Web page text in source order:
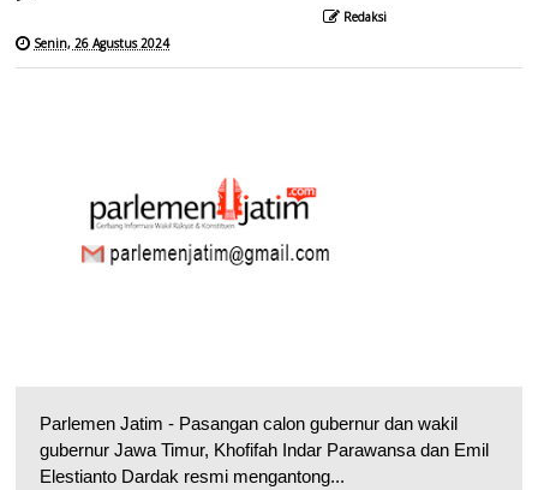
Redaksi
Senin, 26 Agustus 2024
Parlemen Jatim - Pasangan calon gubernur dan wakil
gubernur Jawa Timur, Khofifah Indar Parawansa dan Emil
Elestianto Dardak resmi mengantong...